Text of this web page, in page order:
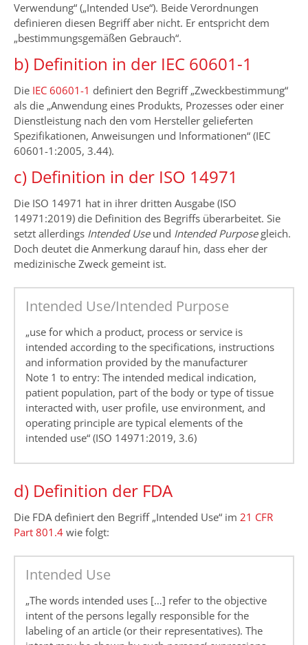
Verwendung“ („Intended Use“). Beide Verordnungen
definieren diesen Begriff aber nicht. Er entspricht dem
„bestimmungsgemäßen Gebrauch“.
b) Definition in der IEC 60601-1
Die IEC 60601-1 definiert den Begriff „Zweckbestimmung“
als die „Anwendung eines Produkts, Prozesses oder einer
Dienstleistung nach den vom Hersteller gelieferten
Spezifikationen, Anweisungen und Informationen“ (IEC
60601-1:2005, 3.44).
c) Definition in der ISO 14971
Die ISO 14971 hat in ihrer dritten Ausgabe (ISO
14971:2019) die Definition des Begriffs überarbeitet. Sie
setzt allerdings Intended Useund Intended Purposegleich.
Doch deutet die Anmerkung darauf hin, dass eher der
medizinische Zweck gemeint ist.
Intended Use/Intended Purpose
„use for which a product, process or service is
intended according to the specifications, instructions
and information provided by the manufacturer
Note 1 to entry: The intended medical indication,
patient population, part of the body or type of tissue
interacted with, user profile, use environment, and
operating principle are typical elements of the
intended use“ (ISO 14971:2019, 3.6)
d) Definition der FDA
Die FDA definiert den Begriff „Intended Use“ im 21 CFR
Part 801.4 wie folgt:
Intended Use
„The words intended uses […] refer to the objective
intent of the persons legally responsible for the
labeling of an article (or their representatives). The